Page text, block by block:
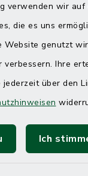
verwenden wir auf
die es uns
Website genutzt
verbessern. Ihre
über den
Ich
Kontakt